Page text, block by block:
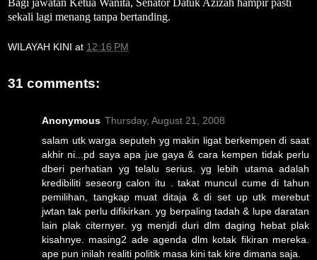
sekali lagi menang tanpa bertanding.
WILAYAH KINI at 12:16 PM
31 comments:
Anonymous Thursday, August 21, 2008
salam utk warga seputeh yg makin ligat berkempen di saat
akhir ni...pd saya apa jue gaya & cara kempen tidak perlu
dberi perhatian yg telalu serius. yg lebih utama adalah
kredibiliti seseorg calon itu . takat muncul cume di tahun
pemilihan, tangkap muat ditaja & di set up utk merebut
jwtan tak perlu difikirkan. yg berpaling tadah & lupe daratan
lain plak citernyer. yg menjdi duri dlm daging hebat plak
kisahnye. masing2 ade agenda dlm kotak fikiran mereka.
ape pun inilah realiti politik masa kini tak kire dimana saja.